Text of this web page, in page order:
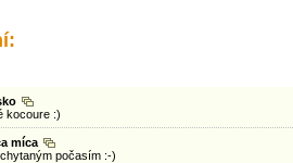
kocoure :)
míca
počasím :-)